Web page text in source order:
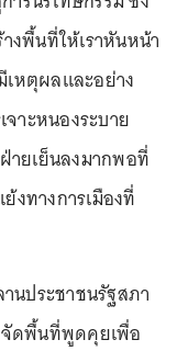
งพื้นที่ให้เราหันหน้า
หตุผลและอย่าง
จาะหนองระบาย
ายเย็นลงมากพอที่
งทางการเมืองที่
นประชาชนรัฐสภา
จัดพื้นที่พูดคุยเพื่อ